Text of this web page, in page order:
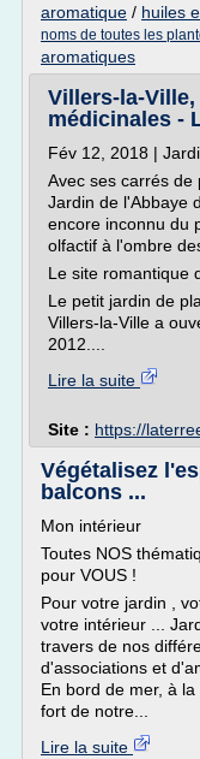
aromatique / huiles
noms de toutes les
aromatiques
Villers-la-
médicinales -
Fév 12, 2018 |
Avec ses carrés de
Jardin de l'Abbaye
encore inconnu du
olfactif à l'ombre
Le site romantique
Le petit jardin de
Villers-la-Ville a
2012....
Lire la suite
Site : https://
Végétalisez
balcons ...
Mon intérieur
Toutes NOS
pour VOUS !
Pour votre jardin ,
votre intérieur ...
travers de nos
d'associations et
En bord de mer, à
fort de notre...
Lire la suite